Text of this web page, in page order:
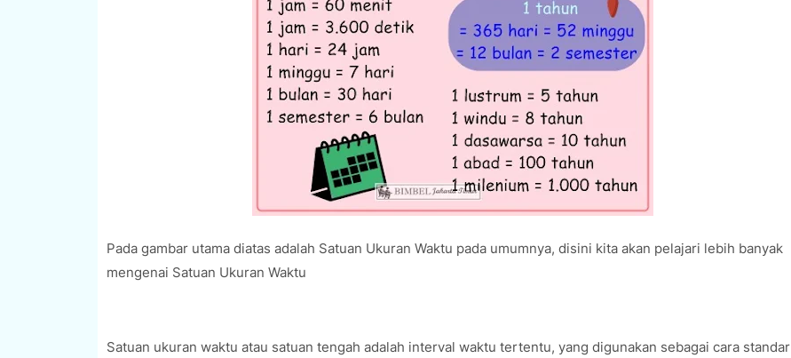
Pada gambar utama diatas adalah Satuan Ukuran Waktu pada umumnya, disini kita akan pelajari lebih banyak
mengenai Satuan Ukuran Waktu
Satuan ukuran waktu atau satuan tengah adalah interval waktu tertentu, yang digunakan sebagai cara standar